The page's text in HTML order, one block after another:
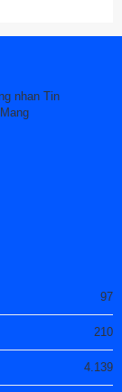
97
210
4.139